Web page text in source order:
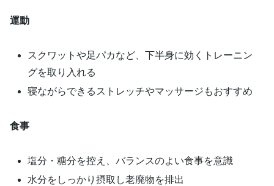
運動
スクワットや足パカなど、下半身に効くトレーニン
グを取り入れる
寝ながらできるストレッチやマッサージもおすすめ
食事
塩分・糖分を控え、バランスのよい食事を意識
水分をしっかり摂取し老廃物を排出